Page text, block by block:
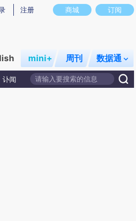
图存在偏差。不代表财新观点和立场。推荐点击
商城 订阅
注册
mini+ 周刊 数据通
讣闻